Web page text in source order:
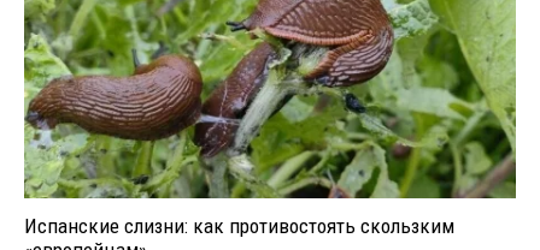
Испанские слизни: как противостоять скользким